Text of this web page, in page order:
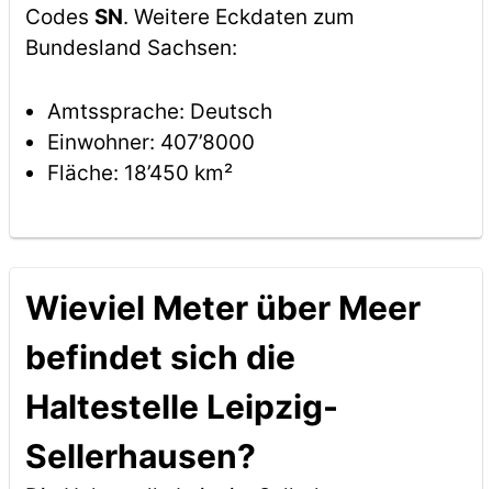
Codes SN. Weitere Eckdaten zum
Bundesland Sachsen:
Amtssprache: Deutsch
Einwohner: 407’8000
Fläche: 18’450 km²
Wieviel Meter über Meer
befindet sich die
Haltestelle Leipzig-
Sellerhausen?